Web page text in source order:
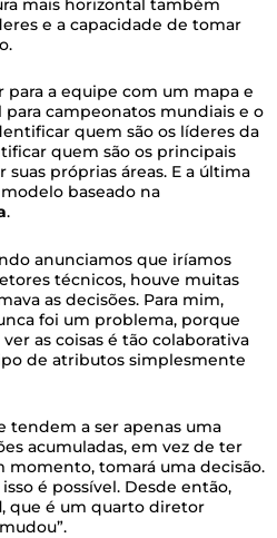
e a capacidade de tomar
para a equipe com um mapa e
campeonatos mundiais e o
quem são os líderes da
quem são os principais
próprias áreas. E a última
baseado na
.
anunciamos que iríamos
técnicos, houve muitas
as decisões. Para mim,
foi um problema, porque
as coisas é tão colaborativa
de atributos simplesmente
tendem a ser apenas uma
acumuladas, em vez de ter
tomará uma decisão.
é possível. Desde então,
, que é um quarto diretor